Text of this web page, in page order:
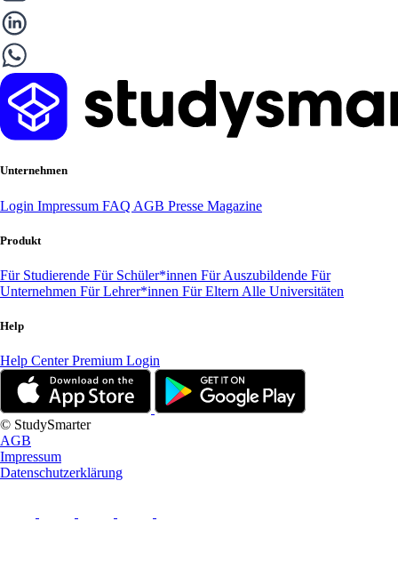
Unternehmen
Login Impressum FAQ AGB Presse Magazine
Produkt
Für Studierende Für Schüler*innen Für Auszubildende Für
Unternehmen Für Lehrer*innen Für Eltern Alle Universitäten
Help
Help CenterPremium Login
© StudySmarter
AGB
Impressum
Datenschutzerklärung